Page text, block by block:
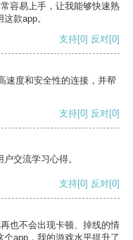
容易上手，让我能够快速熟
款app。
支持[0] 反对[0]
速度和安全性的连接，并帮
支持[0] 反对[0]
交流学习心得。
支持[0] 反对[0]
也不会出现卡顿、掉线的情
app，我的游戏水平提升了